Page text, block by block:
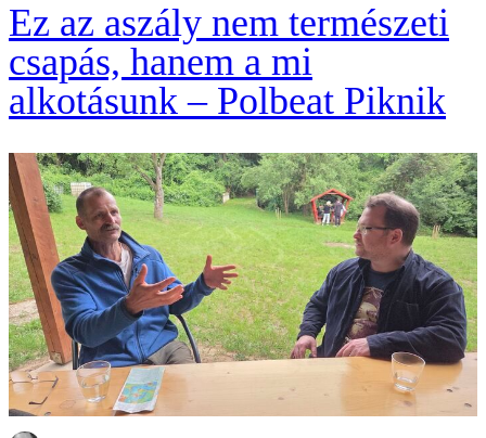
Ez az aszály nem természeti
csapás, hanem a mi
alkotásunk – Polbeat Piknik